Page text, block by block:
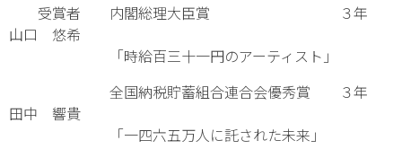
受賞者 内閣総理大臣賞 ３年
山口 悠希
「時給百三十一円のアーティスト」
全国納税貯蓄組合連合会優秀賞 ３年
田中 響貴
「一四六五万人に託された未来」